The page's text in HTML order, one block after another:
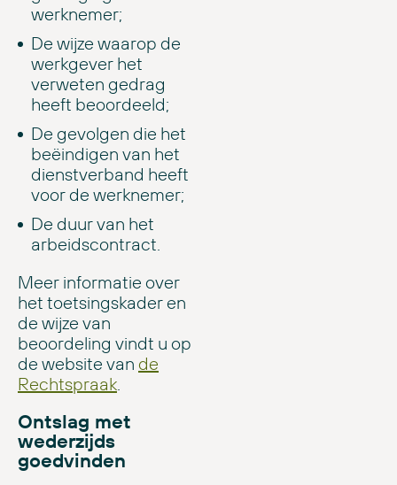
werknemer;
De wijze waarop de
werkgever het
verweten gedrag
heeft beoordeeld;
De gevolgen die het
beëindigen van het
dienstverband heeft
voor de werknemer;
De duur van het
arbeidscontract.
Meer informatie over
het toetsingskader en
de wijze van
beoordeling vindt u op
de website van de
Rechtspraak
Ontslag met
wederzijds
goedvinden